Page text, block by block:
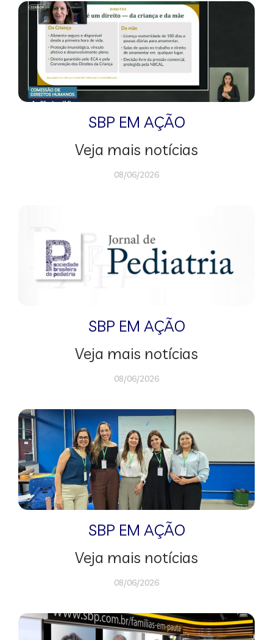
SBP EM AÇÃO
Veja mais notícias
08/06/2026
SBP EM AÇÃO
Veja mais notícias
08/06/2026
SBP EM AÇÃO
Veja mais notícias
08/06/2026